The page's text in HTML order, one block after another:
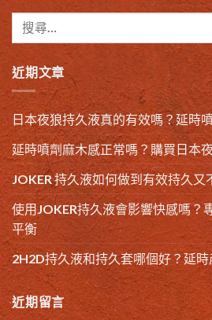
近期文章
日本夜狼持久液真的有效嗎？延時
延時噴劑麻木感正常嗎？購買日本
JOKER 持久液如何做到有效持久又
使用JOKER持久液會影響快感嗎？
平衡
2H2D持久液和持久套哪個好？延
近期留言